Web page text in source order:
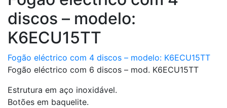
discos – modelo:
K6ECU15TT
Fogão eléctrico com 4 discos – modelo: K6ECU15TT
Fogão eléctrico com 6 discos – mod. K6ECU15TT
Estrutura em aço inoxidável.
Botões em baquelite.